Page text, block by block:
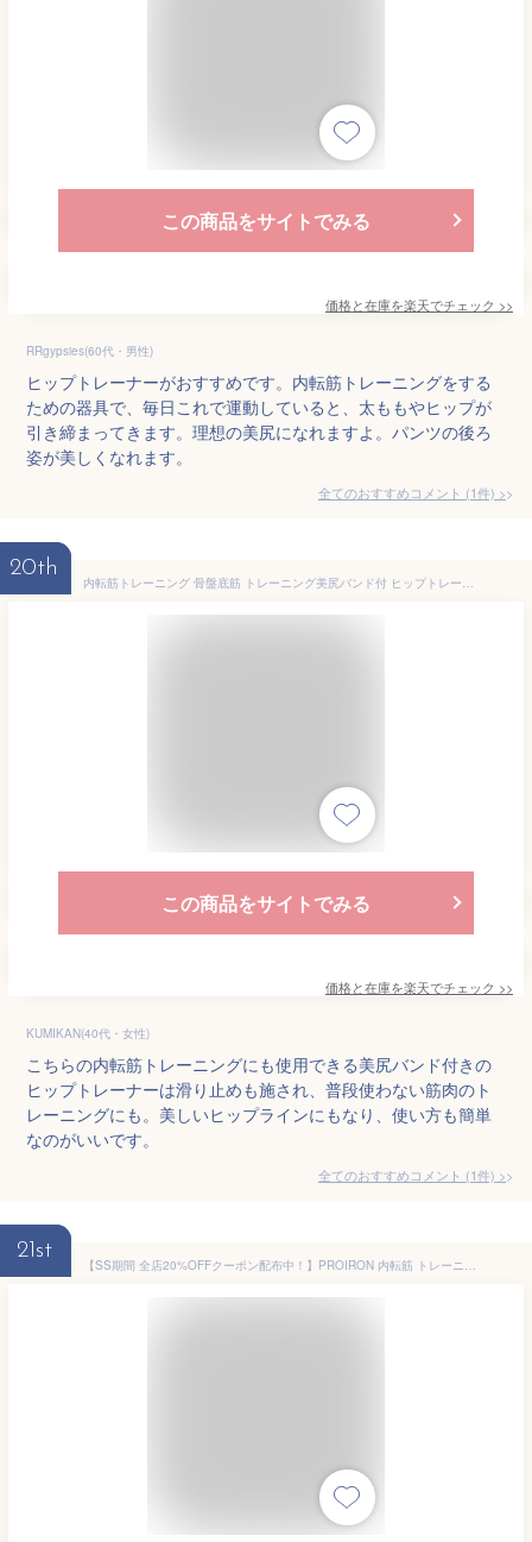
この商品をサイトでみる
価格と在庫を楽天でチェック >>
RRgypsies(60代・男性)
ヒップトレーナーがおすすめです。内転筋トレーニングをする
ための器具で、毎日これで運動していると、太ももやヒップが
引き締まってきます。理想の美尻になれますよ。パンツの後ろ
姿が美しくなれます。
全てのおすすめコメント (1件) >
20th
内転筋トレーニング 骨盤底筋 トレーニング美尻バンド付 ヒップトレーナー 多機能運動クリップ 滑り止め 簡単 便利 もも裏筋トレ ダイエット器具
この商品をサイトでみる
価格と在庫を楽天でチェック >>
KUMIKAN(40代・女性)
こちらの内転筋トレーニングにも使用できる美尻バンド付きの
ヒップトレーナーは滑り止めも施され、普段使わない筋肉のト
レーニングにも。美しいヒップラインにもなり、使い方も簡単
なのがいいです。
全てのおすすめコメント (1件) >
21st
【SS期間 全店20%OFFクーポン配布中！】PROIRON 内転筋 トレーニング 内転筋シェイパー 骨盤底筋トレーニング器具 骨盤底筋トレーニング こつばんていきん鍛える器具 ダイエットグッズ 内側の筋肉 トレーニング ヒップトレーナー 産後リハビリテーション （日本語説明書）